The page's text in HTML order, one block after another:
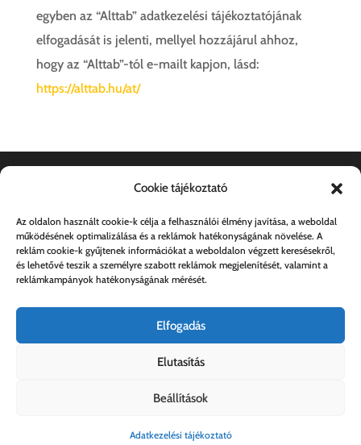
Cookie tájékoztató
Az oldalon használt cookie-k célja a felhasználói élmény javítása, a weboldal
működésének optimalizálása és a reklámok hatékonyságának növelése. A
reklám cookie-k gyűjtenek információkat a weboldalon végzett keresésekről,
és lehetővé teszik a személyre szabott reklámok megjelenítését, valamint a
reklámkampányok hatékonyságának mérését.
Elfogadás
Elutasítás
Beállítások
Adatkezelési tájékoztató
egyben az “Alttab” adatkezelési tájékoztatójának
elfogadását is jelenti, mellyel hozzájárul ahhoz,
hogy az “Alttab”-tól e-mailt kapjon, lásd:
https://alttab.hu/at/
Dokumentumok
Általános szerződési feltételek
Adatkezelési tájékoztató
Kovács András e.v. | 57357889-1-33